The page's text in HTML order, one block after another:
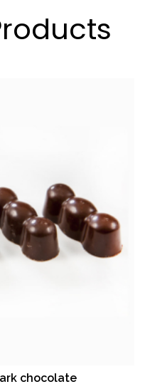
chocolate